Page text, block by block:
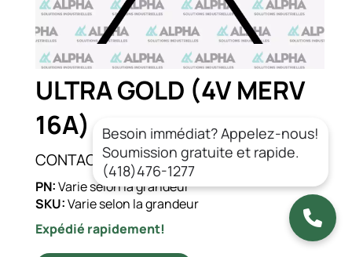
ULTRA GOLD (4V MERV
16A)
CONTACT
PN:Varie selon la grandeur
SKU:Varie selon la grandeur
Expédié rapidement!
Besoin immédiat? Appelez-nous!
Soumission gratuite et rapide.
(418)476-1277